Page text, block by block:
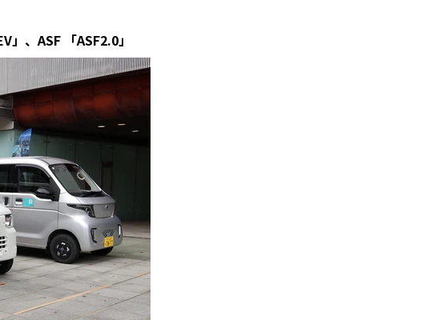
、ASF 「ASF2.0」